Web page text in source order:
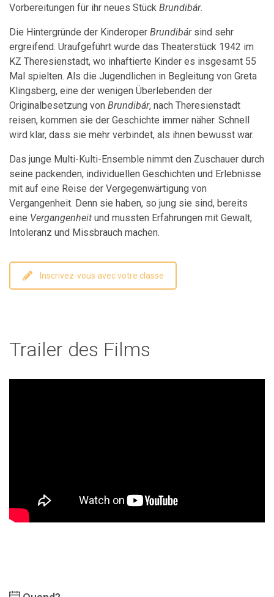
Vorbereitungen für ihr neues Stück Brundibár.
Die Hintergründe der Kinderoper Brundibársind sehr
ergreifend. Uraufgeführt wurde das Theaterstück 1942 im
KZ Theresienstadt, wo inhaftierte Kinder es insgesamt 55
Mal spielten. Als die Jugendlichen in Begleitung von Greta
Klingsberg, eine der wenigen Überlebenden der
Originalbesetzung von Brundibár, nach Theresienstadt
reisen, kommen sie der Geschichte immer näher. Schnell
wird klar, dass sie mehr verbindet, als ihnen bewusst war.
Das junge Multi-Kulti-Ensemble nimmt den Zuschauer durch
seine packenden, individuellen Geschichten und Erlebnisse
mit auf eine Reise der Vergegenwärtigung von
Vergangenheit. Denn sie haben, so jung sie sind, bereits
eine Vergangenheit und mussten Erfahrungen mit Gewalt,
Intoleranz und Missbrauch machen.
Inscrivez-vous avec votre classe
Trailer des Films